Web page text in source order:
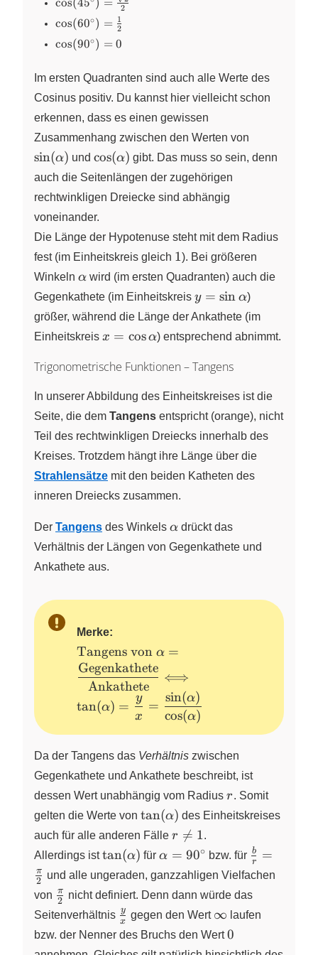
\frac{\sqrt{3}}
{2}
\frac{\sqrt{2}}
{2}
2
\cos(60^\circ)
= \frac{1}{2}
cos(60∘) = 2
1
\cos(90^\circ)
cos(90∘) = 0
Im ersten Quadranten sind auch alle Werte des
Cosinus positiv. Du kannst hier vielleicht schon
erkennen, dass es einen gewissen
Zusammenhang zwischen den Werten von
sin(α) und\cos(\alpha)
cos(α) gibt. Das muss so sein, denn
auch die Seitenlängen der zugehörigen
rechtwinkligen Dreiecke sind abhängig
voneinander.
Die Länge der Hypotenuse steht mit dem Radius
fest (im Einheitskreis gleich 1
1). Bei größeren
Winkeln \alpha
α wird (im ersten Quadranten) auch die
Gegenkathete (im Einheitskreis y =
\sin\alpha
y = sin α)
größer, während die Länge der Ankathete (im
Einheitskreis x =
x = cosα) entsprechend abnimmt.
Trigonometrische Funktionen – Tangens
In unserer Abbildung des Einheitskreises ist die
Seite, die dem Tangens entspricht (orange), nicht
Teil des rechtwinkligen Dreiecks innerhalb des
Kreises. Trotzdem hängt ihre Länge über die
Strahlensätze mit den beiden Katheten des
inneren Dreiecks zusammen.
Der Tangens des Winkels \alpha
α drückt das
Verhältnis der Längen von Gegenkathete und
Ankathete aus.
Merke:
\text{Tangens von}~\alpha
=
\dfrac{\text{Gegenkathete}}
{\text{Ankathete}}
\Longleftrightarrow
\tan(\alpha) = \dfrac{y}{x}
= \dfrac{\sin(\alpha)}
{\cos(\alpha)}
Tangens von α =
Ankathete
Gegenkathete
⟺
tan(α) =
x
y
=
cos(α)
sin(α)
Da der Tangens das Verhältnis zwischen
Gegenkathete und Ankathete beschreibt, ist
dessen Wert unabhängig vom Radius r
r. Somit
gelten die Werte von \tan(\alpha)
tan(α) des Einheitskreises
auch für alle anderen Fälle r
\neq
r 
= 1.
Allerdings ist\tan(\alpha)
tan(α) für\alpha
=
90^\circ
α = 90∘ bzw. für \frac{b}
{r} =
{2}
r
b =
2
π
und alle ungeraden, ganzzahligen Vielfachen
von \frac{\pi}
{2}
2
π
nicht definiert. Denn dann würde das
Seitenverhältnis \frac{y}
{x}
x
y gegen den Wert \infty
∞ laufen
bzw. der Nenner des Bruchs den Wert0
0